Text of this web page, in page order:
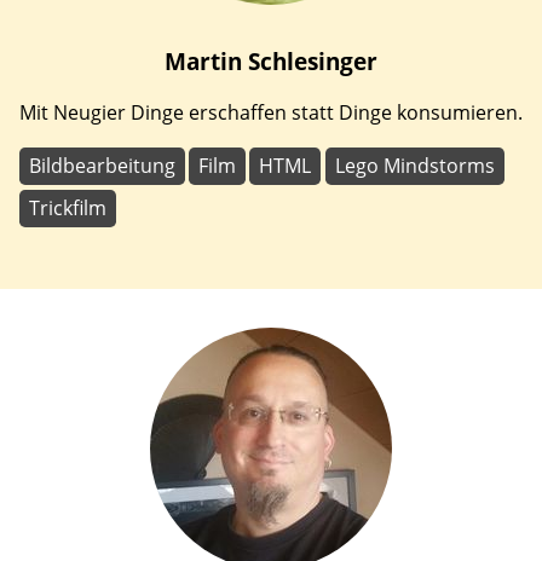
Martin Schlesinger
Mit Neugier Dinge erschaffen statt Dinge konsumieren.
Bildbearbeitung Film HTML
Lego Mindstorms
Trickfilm